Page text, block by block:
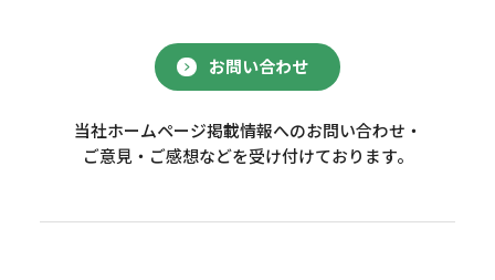
お問い合わせ
当社ホームページ掲載情報へのお問い合わせ・
ご意見・ご感想などを受け付けております。